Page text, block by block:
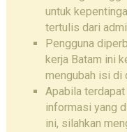
untuk
tertulis dari
Pengguna
kerja Batam ini
mengubah isi di
Apabila terdapat
informasi yang
ini, silahkan